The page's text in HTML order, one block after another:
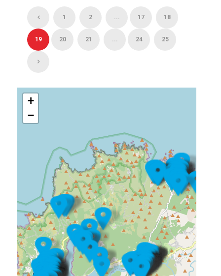
1 2 ... 17 18
19 20 21 ... 24 25
+
−